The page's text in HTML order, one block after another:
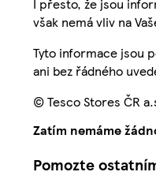
I přesto, že jsou
však nemá vliv na
Tyto informace jsou
ani bez řádného
© Tesco Stores ČR
Zatím nemáme
Pomozte